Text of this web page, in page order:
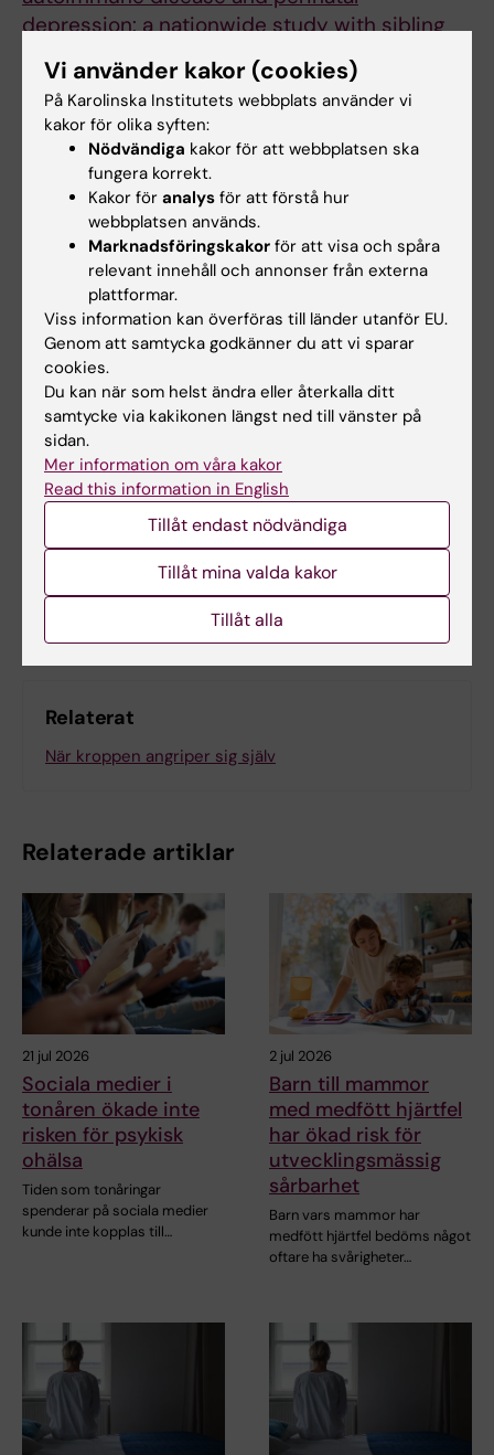
depression: a nationwide study with sibling
, Emma Bränn, Yufeng Chen,
Huan Song, Krisztina D. László, Brian M.
D’Onofrio, Elgeta Hysaj, Catarina Almqvist,
Henrik Larsson, Paul Lichtenstein, Unnur A.
Valdimarsdottir, Donghao Lu,
Molecular
Psychiatry, online 9 januari 2024, doi:
10.1038/s41380-023-02351-1.
Tags
Autoimmuna sjukdomar
Graviditet och förlossning Multipel skleros
Psykisk ohälsa
Uppdaterad av:
2024-03-05
Dela
Relaterat
När kroppen angriper sig själv
Relaterade artiklar
21 jul 2026
Sociala medier i
tonåren ökade inte
risken för psykisk
ohälsa
Tiden som tonåringar
spenderar på sociala medier
kunde inte kopplas till…
2 jul 2026
Barn till mammor
med medfött hjärtfel
har ökad risk för
utvecklingsmässig
sårbarhet
Barn vars mammor har
medfött hjärtfel bedöms något
oftare ha svårigheter…
Vi använder kakor (cookies)
På Karolinska Institutets webbplats använder vi
kakor för olika syften:
Nödvändiga kakor för att webbplatsen ska
fungera korrekt.
Kakor för analys för att förstå hur
webbplatsen används.
Marknadsföringskakor för att visa och spåra
relevant innehåll och annonser från externa
plattformar.
Viss information kan överföras till länder utanför EU.
Genom att samtycka godkänner du att vi sparar
cookies.
Du kan när som helst ändra eller återkalla ditt
samtycke via kakikonen längst ned till vänster på
sidan.
Mer information om våra kakor
Read this information in English
Tillåt endast nödvändiga
Tillåt mina valda kakor
Tillåt alla